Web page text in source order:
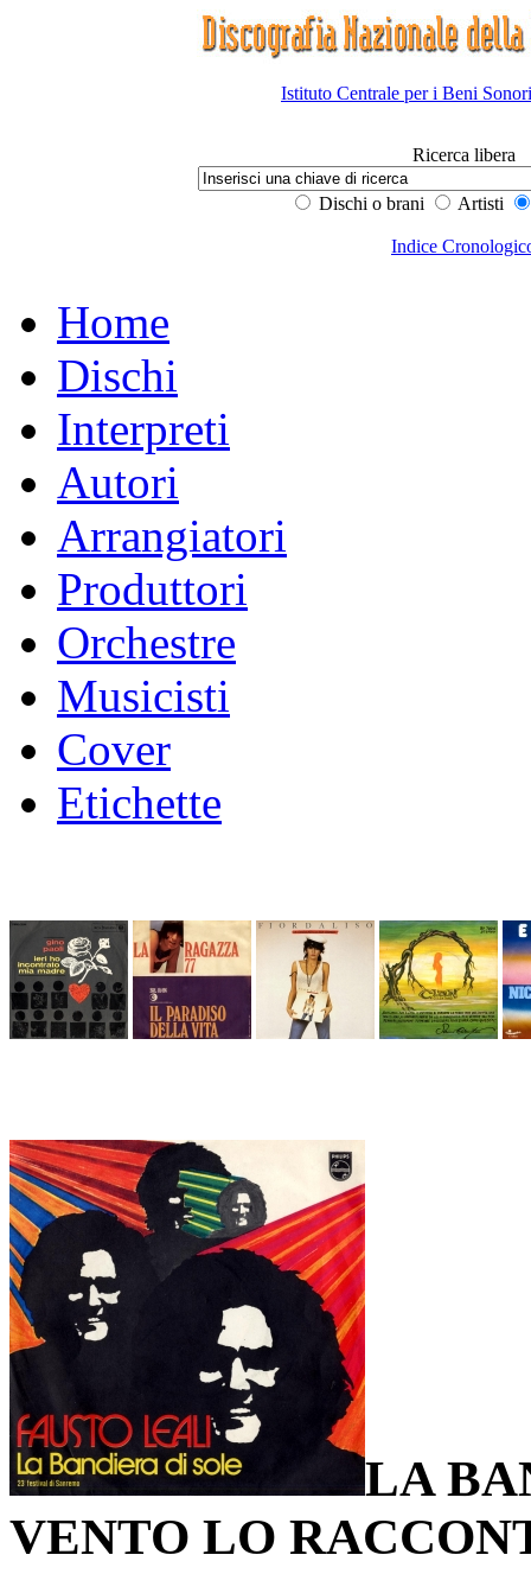
Istituto Centrale per i Beni
Ricerca libera
Dischi o brani Artisti
Indice
Home
Dischi
Interpreti
Autori
Arrangiatori
Produttori
Orchestre
Musicisti
Cover
Etichette
LA
VENTO LO